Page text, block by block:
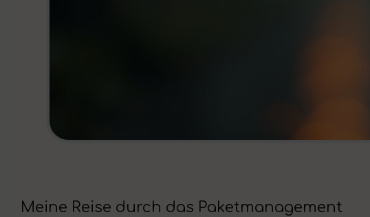
Meine Reise durch das Paketmanagement